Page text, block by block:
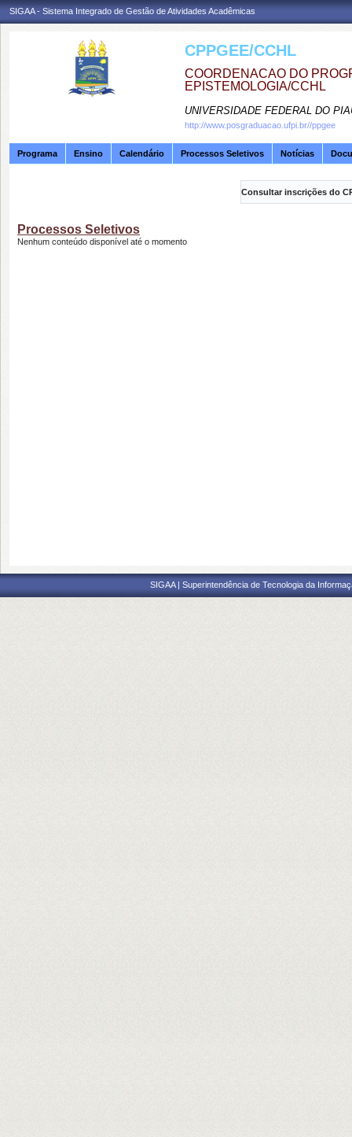
SIGAA - Sistema Integrado de Gestão de Atividades Acadêmicas
CPPGEE/CCHL
COORDENACAO DO
EPISTEMOLOGIA/CCHL
UNIVERSIDADE FEDERAL DO
http://www.posgraduacao.ufpi.br//ppgee
Programa Ensino Calendário Processos Seletivos Notícias
Consultar inscrições do
Processos Seletivos
Nenhum conteúdo disponível até o momento
SIGAA | Superintendência de Tecnologia da